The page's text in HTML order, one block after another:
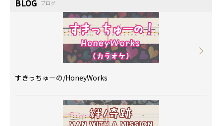
BLOG ブログ
すきっちゅーの/HoneyWorks